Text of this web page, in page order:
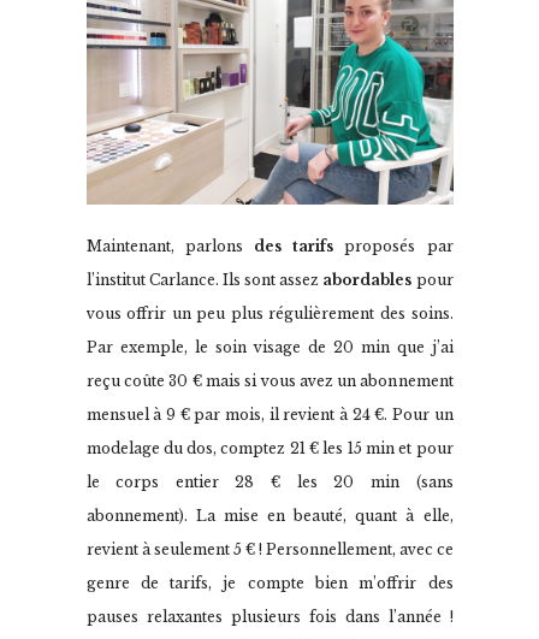
Maintenant, parlons des tarifs proposés par
l’institut Carlance. Ils sont assez abordables pour
vous offrir un peu plus régulièrement des soins.
Par exemple, le soin visage de 20 min que j’ai
reçu coûte 30 € mais si vous avez un abonnement
mensuel à 9 € par mois, il revient à 24 €. Pour un
modelage du dos, comptez 21 € les 15 min et pour
le corps entier 28 € les 20 min (sans
abonnement). La mise en beauté, quant à elle,
revient à seulement 5 € ! Personnellement, avec ce
genre de tarifs, je compte bien m’offrir des
pauses relaxantes plusieurs fois dans l’année !